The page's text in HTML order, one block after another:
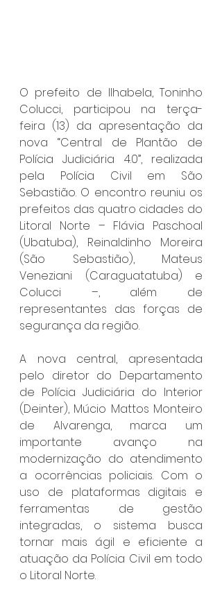
O prefeito de Ilhabela, Toninho
Colucci, participou na terça-
feira (13) da apresentação da
nova “Central de Plantão de
Polícia Judiciária 4.0”, realizada
pela Polícia Civil em São
Sebastião. O encontro reuniu os
prefeitos das quatro cidades do
Litoral Norte – Flávia Paschoal
(Ubatuba), Reinaldinho Moreira
(São Sebastião), Mateus
Veneziani (Caraguatatuba) e
Colucci –, além de
representantes das forças de
segurança da região.
A nova central, apresentada
pelo diretor do Departamento
de Polícia Judiciária do Interior
(Deinter), Múcio Mattos Monteiro
de Alvarenga, marca um
importante avanço na
modernização do atendimento
a ocorrências policiais. Com o
uso de plataformas digitais e
ferramentas de gestão
integradas, o sistema busca
tornar mais ágil e eficiente a
atuação da Polícia Civil em todo
o Litoral Norte.